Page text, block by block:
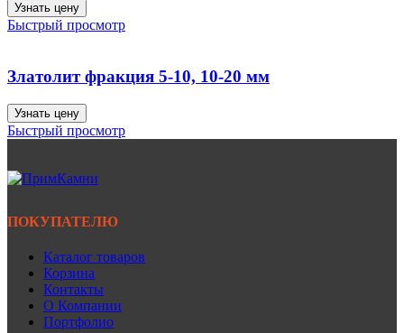
Узнать цену
Быстрый просмотр
Златолит фракция 5-10, 10-20 мм
Узнать цену
Быстрый просмотр
ПОКУПАТЕЛЮ
Каталог товаров
Корзина
Контакты
О Компании
Портфолио